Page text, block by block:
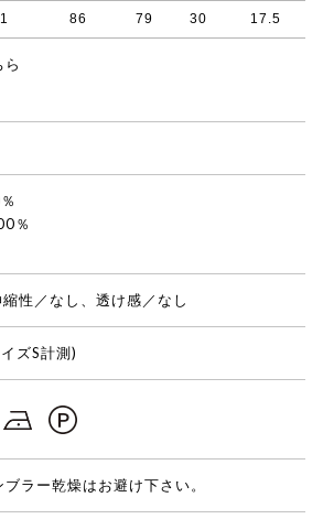
86 79 30 17.5
％
性／なし、透け感／なし
ズS計測)
ブラー乾燥はお避け下さい。